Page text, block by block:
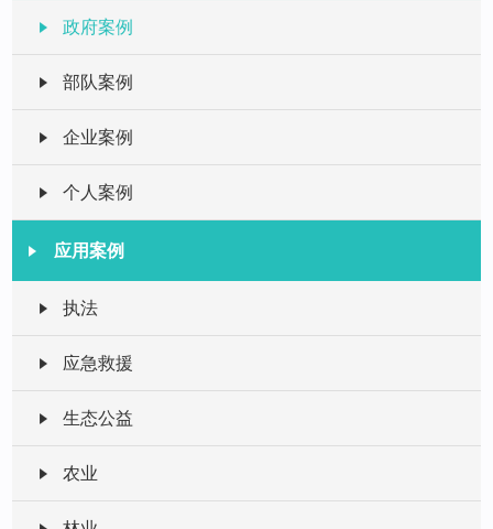
政府案例
部队案例
企业案例
个人案例
应用案例
执法
应急救援
生态公益
农业